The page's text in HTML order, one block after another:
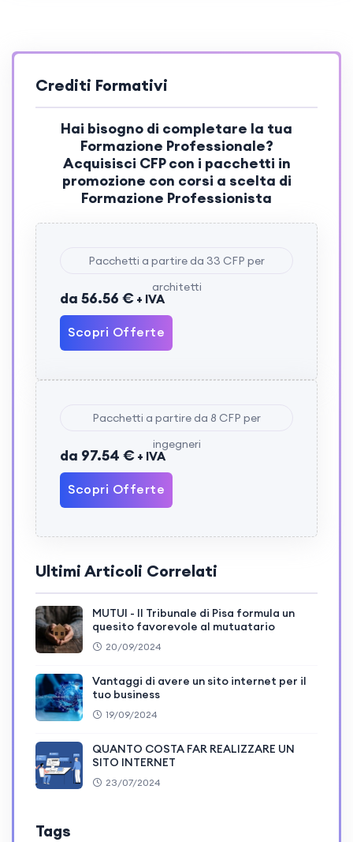
Crediti Formativi
Hai bisogno di completare la tua
Formazione Professionale?
Acquisisci CFPcon i pacchetti in
promozione con corsi a scelta di
Formazione Professionista
Pacchetti a partire da 33 CFP per
architetti
da 56.56 € + IVA
Scopri Offerte
Pacchetti a partire da 8 CFP per
ingegneri
da 97.54 € + IVA
Scopri Offerte
Ultimi Articoli Correlati
MUTUI - Il Tribunale di Pisa formula un
quesito favorevole al mutuatario
20/09/2024
Vantaggi di avere un sito internet per il
tuo business
19/09/2024
QUANTO COSTA FAR REALIZZARE UN
SITO INTERNET
23/07/2024
Tags